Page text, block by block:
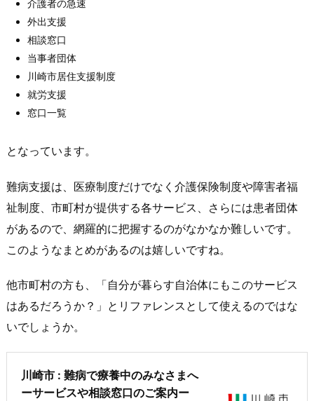
介護者の急速
外出支援
相談窓口
当事者団体
川崎市居住支援制度
就労支援
窓口一覧
となっています。
難病支援は、医療制度だけでなく介護保険制度や障害者福
祉制度、市町村が提供する各サービス、さらには患者団体
があるので、網羅的に把握するのがなかなか難しいです。
このようなまとめがあるのは嬉しいですね。
他市町村の方も、「自分が暮らす自治体にもこのサービス
はあるだろうか？」とリファレンスとして使えるのではな
いでしょうか。
川崎市 : 難病で療養中のみなさまへ
ーサービスや相談窓口のご案内ー